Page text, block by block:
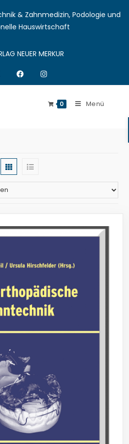
& Zahnmedizin, Podologie und
Hauswirtschaft
NEUER MERKUR
0 Menü